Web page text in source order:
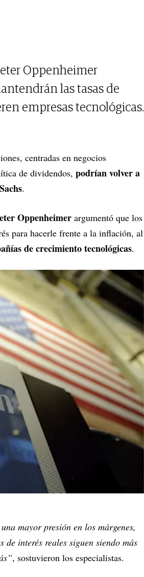
Oppenheimer
las tasas de
empresas tecnológicas.
centradas en negocios
de dividendos, podrían volver a
.
Oppenheimer argumentó que los
para hacerle frente a la inflación, al
de crecimiento tecnológicas.
mayor presión en los márgenes,
interés reales siguen siendo más
, sostuvieron los especialistas.